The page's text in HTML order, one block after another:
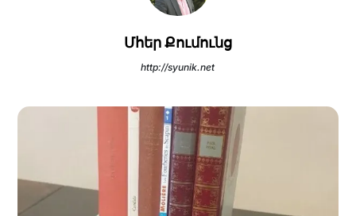
Մհեր Քումունց
http://syunik.net